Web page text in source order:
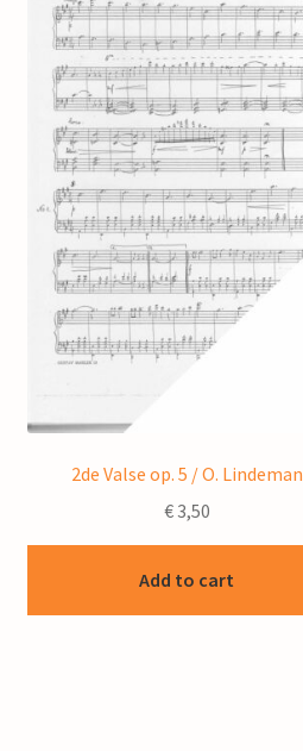
2de Valse op. 5 / O. Lindeman
€3,50
Add to cart